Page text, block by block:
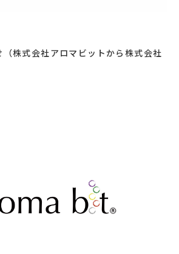
株式会社アロマビットから株式会社